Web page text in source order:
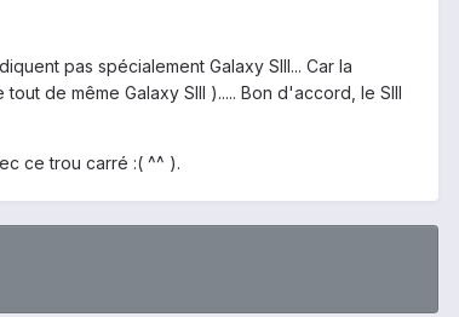
pas spécialement Galaxy SIII... Car la
de même Galaxy SIII )..... Bon d'accord, le SIII
ce trou carré :( ^^ ).